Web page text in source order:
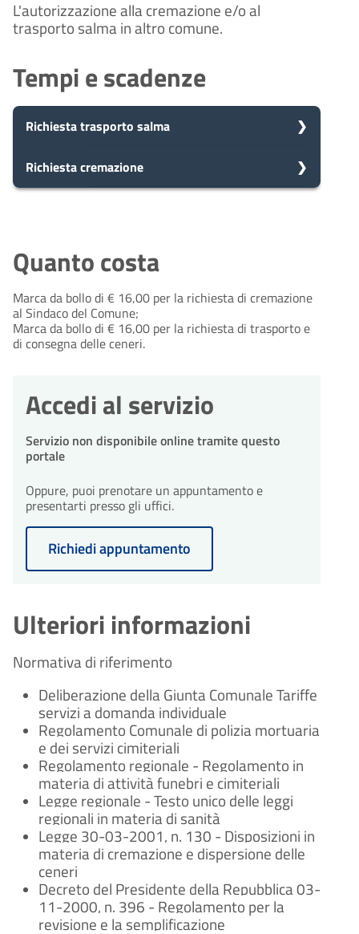
L'autorizzazione alla cremazione e/o al
trasporto salma in altro comune.
Tempi e scadenze
Richiesta trasporto salma
5
giorni
Presa in carico
Dopo aver presentato la tua
10
giorni
Eventuale richiesta di
integrazioni
Durante l'istruttoria, potrebbero
dall'avvio del procedimento.
30
giorni procedimento
Il procedimento amministrativo
sarà concluso entro un massimo
dell'istanza.
Richiesta cremazione
procedimento e prenderà in carico
la tua domanda in 5 giorni.
10 Eventuale richiesta di
essere necessarie integrazioni. Il
comune ti invierà una richiesta di
dall'avvio del procedimento.
30
giorni
Conclusione del
procedimento
Il procedimento amministrativo
sarà concluso entro un massimo
di 30 giorni dalla presentazione
Quanto costa
Marca da bollo di € 16,00 per la richiesta di cremazione
al Sindaco del Comune;
Marca da bollo di € 16,00 per la richiesta di trasporto e
di consegna delle ceneri.
Accedi al servizio
Servizio non disponibile online tramite questo
portale
Oppure, puoi prenotare un appuntamento e
presentarti presso gli uffici.
Richiedi appuntamento
Ulteriori informazioni
Normativa di riferimento
Deliberazione della Giunta Comunale Tariffe
servizi a domanda individuale
Regolamento Comunale di polizia mortuaria
e dei servizi cimiteriali
Regolamento regionale - Regolamento in
materia di attività funebri e cimiteriali
Legge regionale - Testo unico delle leggi
regionali in materia di sanità
Legge 30-03-2001, n. 130 - Disposizioni in
materia di cremazione e dispersione delle
ceneri
Decreto del Presidente della Repubblica 03-
11-2000, n. 396 - Regolamento per la
revisione e la semplificazione